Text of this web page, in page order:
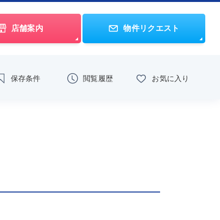
店舗案内 物件リクエスト
保存条件 閲覧履歴 お気に入り